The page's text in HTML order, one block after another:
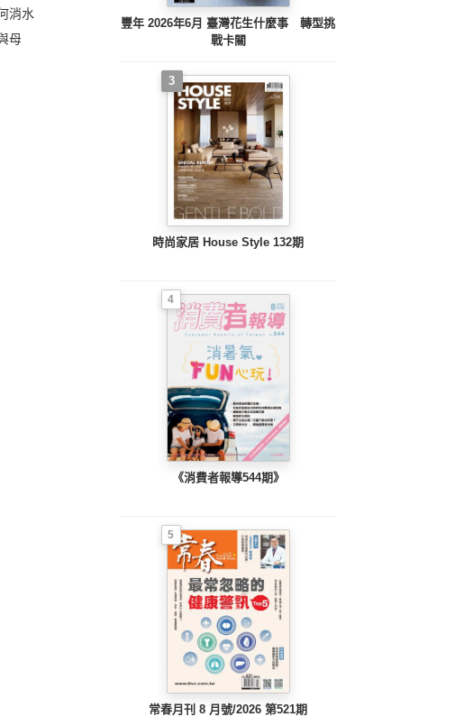
消水
母
豐年 2026年6月 臺灣花生什麼事 轉型挑
戰卡關
3
時尚家居 House Style 132期
4
《消費者報導544期》
5
常春月刊 8 月號/2026 第521期